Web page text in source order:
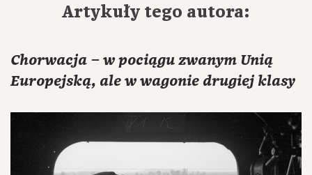
Artykuły tego autora:
Chorwacja – w pociągu zwanym Unią
Europejską, ale w wagonie drugiej klasy